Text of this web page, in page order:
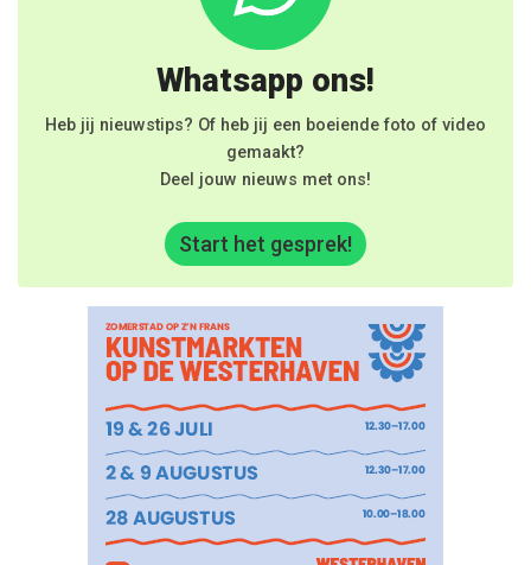
Whatsapp ons!
Heb jij nieuwstips? Of heb jij een boeiende foto of video
gemaakt?
Deel jouw nieuws met ons!
Start het gesprek!